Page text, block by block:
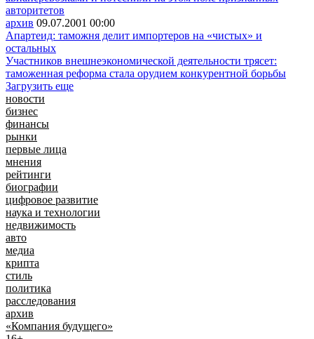
авторитетов
архив 09.07.2001 00:00
Апартеид: таможня делит импортеров на «чистых» и
остальных
Участников внешнеэкономической деятельности трясет:
таможенная реформа стала орудием конкурентной борьбы
Загрузить еще
новости
бизнес
финансы
рынки
первые лица
мнения
рейтинги
биографии
цифровое развитие
наука и технологии
недвижимость
авто
медиа
крипта
стиль
политика
расследования
архив
«Компания будущего»